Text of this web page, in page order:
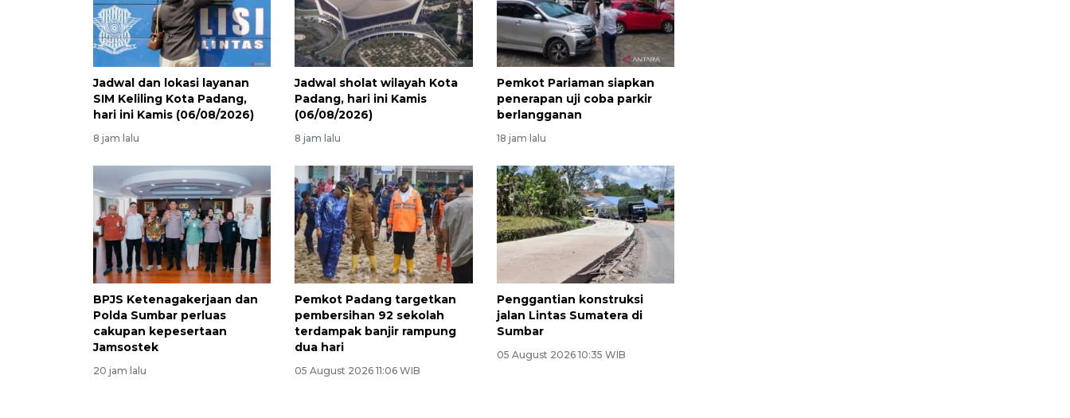
Jadwal dan lokasi layanan
SIM Keliling Kota Padang,
hari ini Kamis (06/08/2026)
8 jam lalu
Jadwal sholat wilayah Kota
Padang, hari ini Kamis
(06/08/2026)
8 jam lalu
Pemkot Pariaman siapkan
penerapan uji coba parkir
berlangganan
18 jam lalu
BPJS Ketenagakerjaan dan
Polda Sumbar perluas
cakupan kepesertaan
Jamsostek
20 jam lalu
Pemkot Padang targetkan
pembersihan 92 sekolah
terdampak banjir rampung
dua hari
05 August 2026 11:06 WIB
Penggantian konstruksi
jalan Lintas Sumatera di
Sumbar
05 August 2026 10:35 WIB